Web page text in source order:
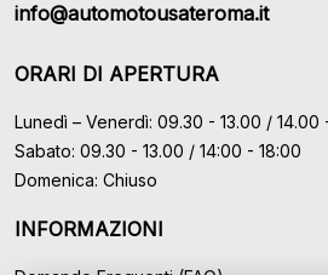
info@automotousateroma.it
ORARI DI APERTURA
Lunedì – Venerdì: 09.30 - 13.00 / 14.00
Sabato: 09.30 - 13.00 / 14:00 - 18:00
Domenica: Chiuso
INFORMAZIONI